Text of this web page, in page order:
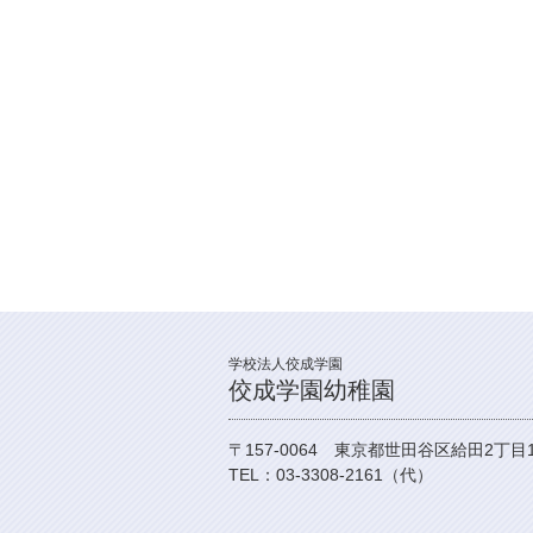
学校法人佼成学園
佼成学園幼稚園
〒157-0064 東京都世田谷区給田2丁目
TEL：03-3308-2161（代）